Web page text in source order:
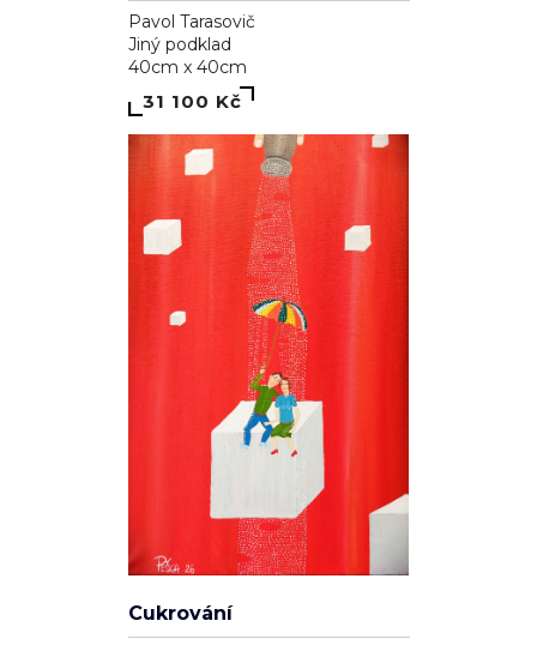
Pavol Tarasovič
Jiný podklad
40cm x 40cm
31 100 Kč
Cukrování
Používáme cookies pro analytiku (Google Analytics) a reklamní
cílení (Facebook Pixel, Google Ads), abychom zlepšili váš
zážitek a měřili účinnost kampaní. Funkční cookies (přihlášení,
košík) jsou nutné a vždy aktivní.Zásady ochrany osobních údajů
ODMÍTNOUT